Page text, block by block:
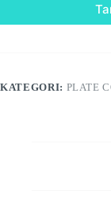
KATEGORI: PLATE